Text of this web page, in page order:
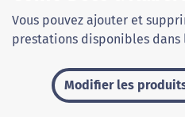
Vous pouvez ajouter et
prestations disponibles
Modifier les